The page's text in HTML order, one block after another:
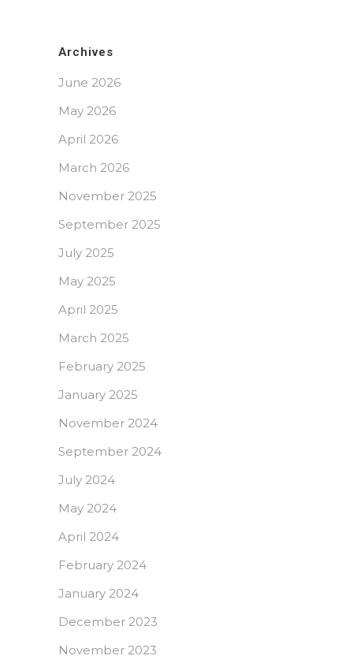
Archives
June 2026
May 2026
April 2026
March 2026
November 2025
September 2025
July 2025
May 2025
April 2025
March 2025
February 2025
January 2025
November 2024
September 2024
July 2024
May 2024
April 2024
February 2024
January 2024
December 2023
November 2023